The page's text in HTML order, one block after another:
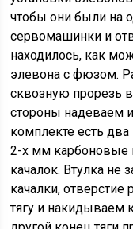
чтобы они были на
сервомашинки и
находилось, как
элевона с фюзом.
сквозную прорезь
стороны надеваем
комплекте есть два
2-х мм карбоновые
качалок. Втулка не
качалки, отверстие
тягу и накидываем